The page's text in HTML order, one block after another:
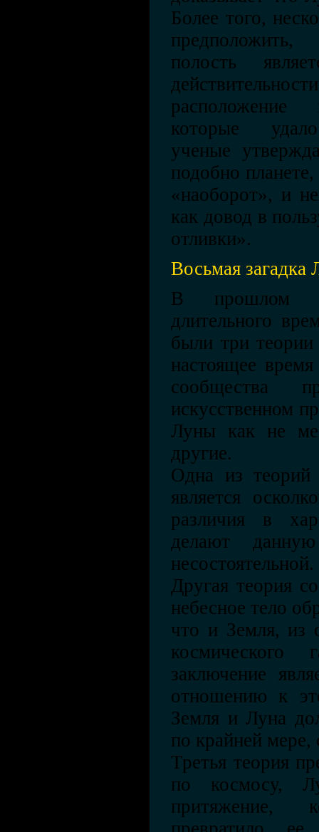
Более того,
полость
расположение
которые
ученые
подобно
«наоборот», и
как довод в
отливки».
Восьмая
В прошлом
длительного
были три
настоящее
сообщества
искусственном
Луны как не
другие.
Одна из теорий
является
различия в
делают
несостоятельной.
Другая теория
небесное тело
что и Земля, из
заключение
отношению к
Земля и Луна
по крайней мере,
Третья теория
по космосу,
притяжение,